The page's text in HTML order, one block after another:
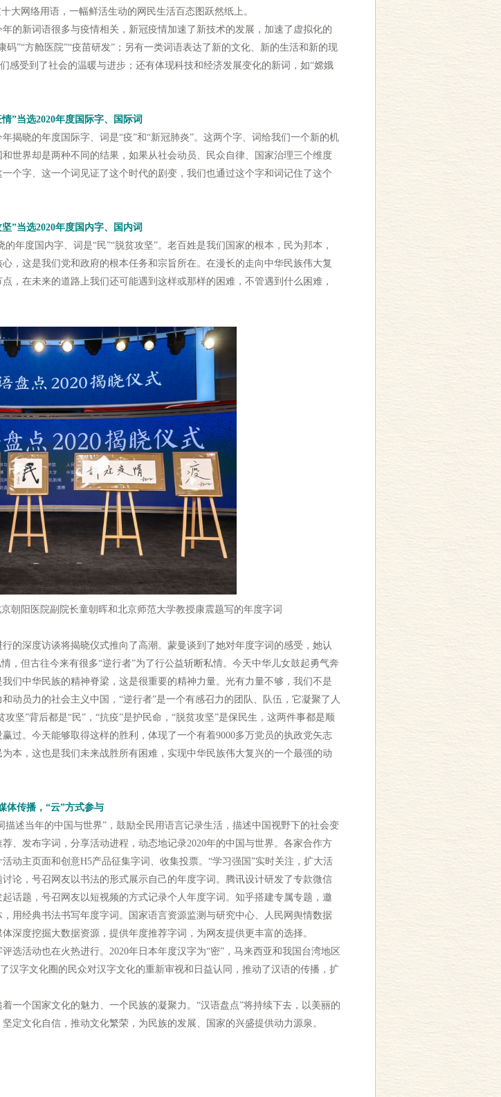
大网络用语，一幅鲜活生动的网民生活百态图跃然纸上。
新词语很多与疫情相关，新冠疫情加速了新技术的发展，加速了虚拟化的
”“方舱医院”“疫苗研发”；另有一类词语表达了新的文化、新的生活和新的现
感受到了社会的温暖与进步；还有体现科技和经济发展变化的新词，如“嫦娥
”当选2020年度国际字、国际词
晓的年度国际字、词是“疫”和“新冠肺炎”。这两个字、词给我们一个新的机
世界却是两种不同的结果，如果从社会动员、民众自律、国家治理三个维度
个字、这一个词见证了这个时代的剧变，我们也通过这个字和词记住了这个
”当选2020年度国内字、国内词
度国内字、词是“民”“脱贫攻坚”。老百姓是我们国家的根本，民为邦本，
，这是我们党和政府的根本任务和宗旨所在。在漫长的走向中华民族伟大复
，在未来的道路上我们还可能遇到这样或那样的困难，不管遇到什么困难，
朝阳医院副院长童朝晖和北京师范大学教授康震题写的年度字词
深度访谈将揭晓仪式推向了高潮。蒙曼谈到了她对年度字词的感受，她认
，但古往今来有很多“逆行者”为了行公益斩断私情。今天中华儿女鼓起勇气奔
们中华民族的精神脊梁，这是很重要的精神力量。光有力量不够，我们不是
动员力的社会主义中国，“逆行者”是一个有感召力的团队、队伍，它凝聚了人
坚”背后都是“民”，“抗疫”是护民命，“脱贫攻坚”是保民生，这两件事都是顺
过。今天能够取得这样的胜利，体现了一个有着9000多万党员的执政党矢志
本，这也是我们未来战胜所有困难，实现中华民族伟大复兴的一个最强的动
体传播，“云”方式参与
述当年的中国与世界”，鼓励全民用语言记录生活，描述中国视野下的社会变
、发布字词，分享活动进程，动态地记录2020年的中国与世界。各家合作方
动主页面和创意H5产品征集字词、收集投票。“学习强国”实时关注，扩大活
论，号召网友以书法的形式展示自己的年度字词。腾讯设计研发了专款微信
话题，号召网友以短视频的方式记录个人年度字词。知乎搭建专属专题，邀
用经典书法书写年度字词。国家语言资源监测与研究中心、人民网舆情数据
深度挖掘大数据资源，提供年度推荐字词，为网友提供更丰富的选择。
活动也在火热进行。2020年日本年度汉字为“密”，马来西亚和我国台湾地区
汉字文化圈的民众对汉字文化的重新审视和日益认同，推动了汉语的传播，扩
个国家文化的魅力、一个民族的凝聚力。“汉语盘点”将持续下去，以美丽的
定文化自信，推动文化繁荣，为民族的发展、国家的兴盛提供动力源泉。